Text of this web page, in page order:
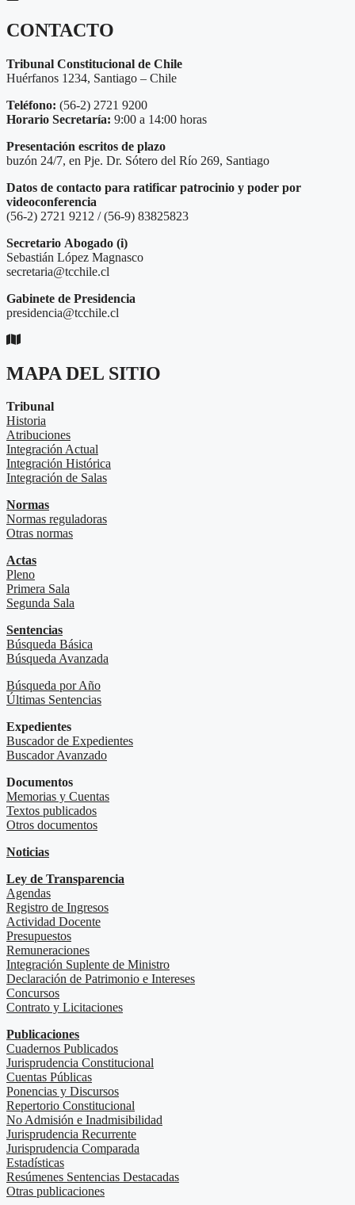
CONTACTO
Tribunal Constitucional de Chile
Huérfanos 1234, Santiago – Chile
Teléfono: (56-2) 2721 9200
Horario Secretaría: 9:00 a 14:00 horas
Presentación escritos de plazo
buzón 24/7, en Pje. Dr. Sótero del Río 269, Santiago
Datos de contacto para ratificar patrocinio y poder por
videoconferencia
(56-2) 2721 9212 / (56-9) 83825823
Secretario Abogado (i)
Sebastián López Magnasco
secretaria@tcchile.cl
Gabinete de Presidencia
presidencia@tcchile.cl
MAPA DEL SITIO
Tribunal
Historia
Atribuciones
Integración Actual
Integración Histórica
Integración de Salas
Normas
Normas reguladoras
Otras normas
Actas
Pleno
Primera Sala
Segunda Sala
Sentencias
Búsqueda Básica
Búsqueda Avanzada
Búsqueda por Año
Últimas Sentencias
Expedientes
Buscador de Expedientes
Buscador Avanzado
Documentos
Memorias y Cuentas
Textos publicados
Otros documentos
Noticias
Ley de Transparencia
Agendas
Registro de Ingresos
Actividad Docente
Presupuestos
Remuneraciones
Integración Suplente de Ministro
Declaración de Patrimonio e Intereses
Concursos
Contrato y Licitaciones
Publicaciones
Cuadernos Publicados
Jurisprudencia Constitucional
Cuentas Públicas
Ponencias y Discursos
Repertorio Constitucional
No Admisión e Inadmisibilidad
Jurisprudencia Recurrente
Jurisprudencia Comparada
Estadísticas
Resúmenes Sentencias Destacadas
Otras publicaciones